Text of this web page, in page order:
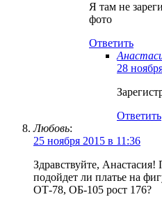
Я там не
фото
Ответить
28
Ответить
Любовь:
25 ноября 2015 в 11:36
Здравствуйте,
подойдет ли платье на
ОТ-78, ОБ-105 рост 176?